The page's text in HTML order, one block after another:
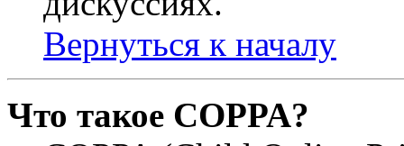
Вернуться к началу
Что такое COPPA?